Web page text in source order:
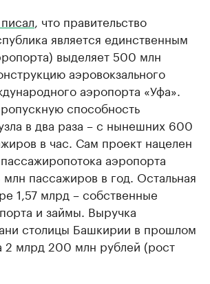
, что правительство
является единственным
выделяет 500 млн
аэровокзального
аэропорта «Уфа».
способность
в два раза – с нынешних 600
в час. Сам проект нацелен
аэропорта
пассажиров в год. Остальная
1,57 млрд – собственные
и займы. Выручка
столицы Башкирии в прошлом
2 млрд 200 млн рублей (рост